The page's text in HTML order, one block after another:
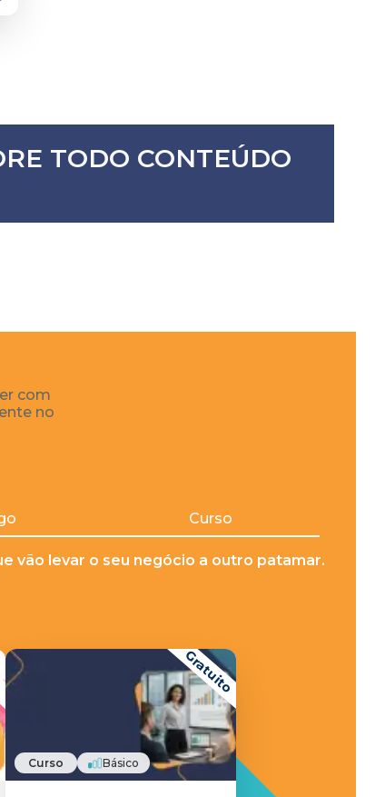
TODO CONTEÚDO
com
no
Curso
vão levar o seu negócio a outro patamar.
Gratuito
Curso Básico